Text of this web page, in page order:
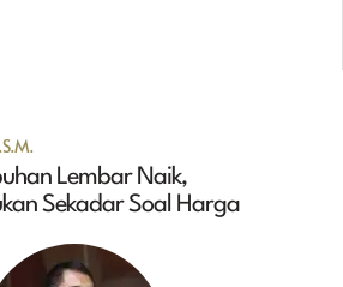
Lembar Naik,
Sekadar Soal Harga